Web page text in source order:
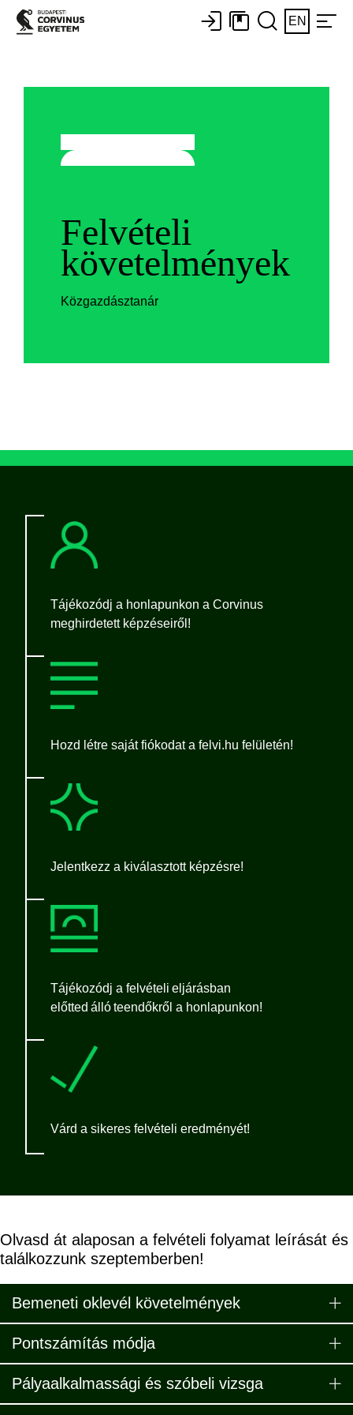
EN
Felvételi
követelmények
Közgazdásztanár
Tájékozódj a honlapunkon a Corvinus
meghirdetett képzéseiről!
Hozd létre saját fiókodat a felvi.hu felületén!
Jelentkezz a kiválasztott képzésre!
Tájékozódj a felvételi eljárásban
előtted álló teendőkről a honlapunkon!
Várd a sikeres felvételi eredményét!
Olvasd át alaposan a felvételi folyamat leírását és
találkozzunk szeptemberben!
Bemeneti oklevél követelmények
Pontszámítás módja
Pályaalkalmassági és szóbeli vizsga